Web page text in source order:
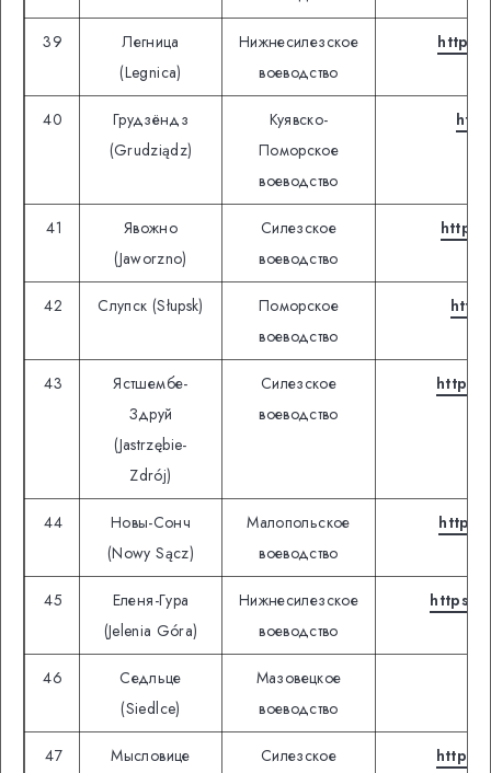
39
Легница
(Legnica)
Нижнесилезское
воеводство
40
Грудзёндз
(Grudziądz)
Куявско-
Поморское
воеводство
41
Явожно
(Jaworzno)
Силезское
воеводство
42 Слупск (Słupsk)
Поморское
воеводство
43
Ястшембе-
Здруй
(Jastrzębie-
Zdrój)
Силезское
воеводство
44
Новы-Сонч
(Nowy Sącz)
Малопольское
воеводство
45
Еленя-Гура
(Jelenia Góra)
Нижнесилезское
воеводство
46
Седльце
(Siedlce)
Мазовецкое
воеводство
47
Мысловице
Силезское